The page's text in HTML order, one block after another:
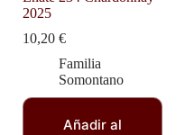
2025
10,20 €
Familia
Somontano
Añadir al